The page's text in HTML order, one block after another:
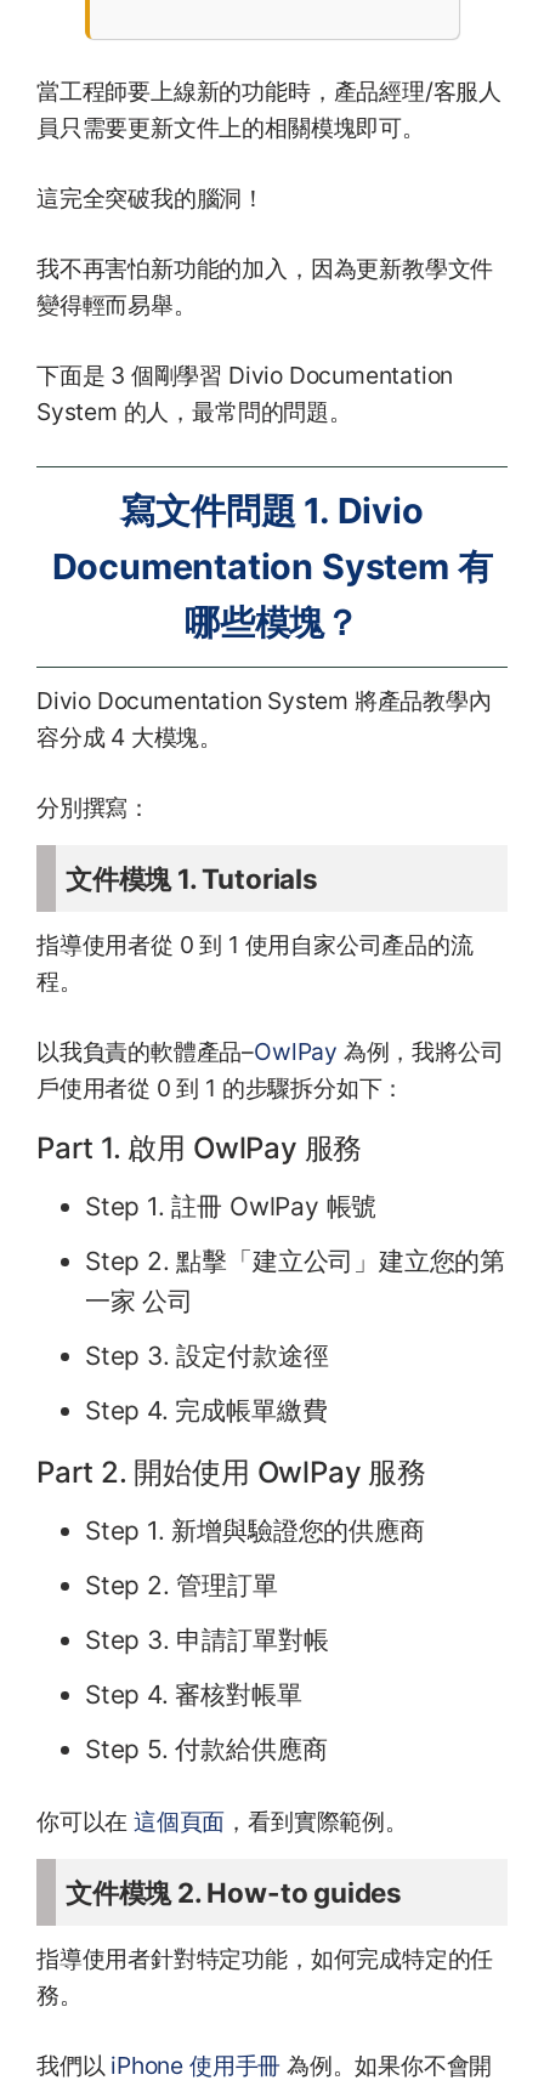
當工程師要上線新的功能時，產品經理/客服人
員只需要更新文件上的相關模塊即可。
這完全突破我的腦洞！
我不再害怕新功能的加入，因為更新教學文件
變得輕而易舉。
下面是 3 個剛學習 Divio Documentation
System 的人，最常問的問題。
寫文件問題 1. Divio
Documentation System 有
哪些模塊？
Divio Documentation System 將產品教學內
容分成 4 大模塊。
分別撰寫：
文件模塊 1. Tutorials
指導使用者從 0 到 1 使用自家公司產品的流
程。
以我負責的軟體產品–OwlPay 為例，我將公司
戶使用者從 0 到 1 的步驟拆分如下：
Part 1. 啟用 OwlPay 服務
Step 1. 註冊 OwlPay 帳號
Step 2. 點擊「建立公司」建立您的第
一家 公司
Step 3. 設定付款途徑
Step 4. 完成帳單繳費
Part 2. 開始使用 OwlPay 服務
Step 1. 新增與驗證您的供應商
Step 2. 管理訂單
Step 3. 申請訂單對帳
Step 4. 審核對帳單
Step 5. 付款給供應商
你可以在這個頁面 ，看到實際範例。
文件模塊 2. How-to guides
指導使用者針對特定功能，如何完成特定的任
務。
我們以 iPhone 使用手冊 為例。如果你不會開